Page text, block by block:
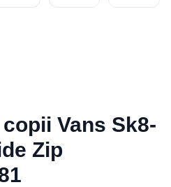
Vans Sk8-
Zip